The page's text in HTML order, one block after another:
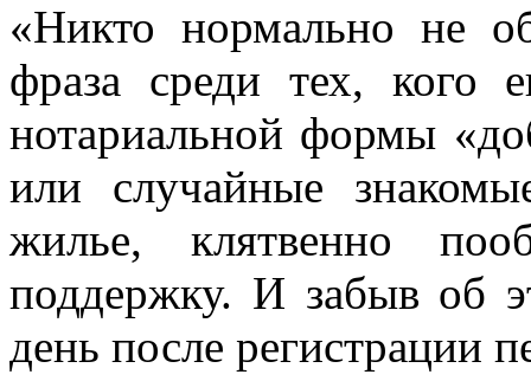
«Никто нормально не
фраза среди тех, кого
нотариальной формы
или случайные
жилье, клятвенно
поддержку. И забыв об
день после регистрации